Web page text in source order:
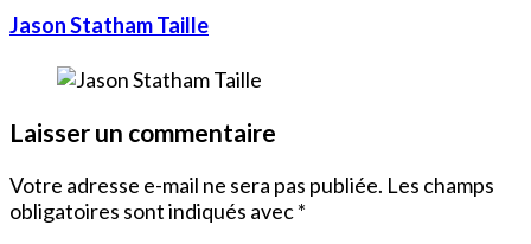
Jason Statham Taille
Laisser un commentaire
Votre adresse e-mail ne sera pas publiée. Les champs
obligatoires sont indiqués avec*